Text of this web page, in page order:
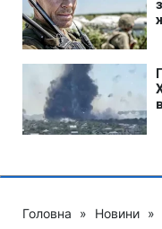
Головна » Новини »